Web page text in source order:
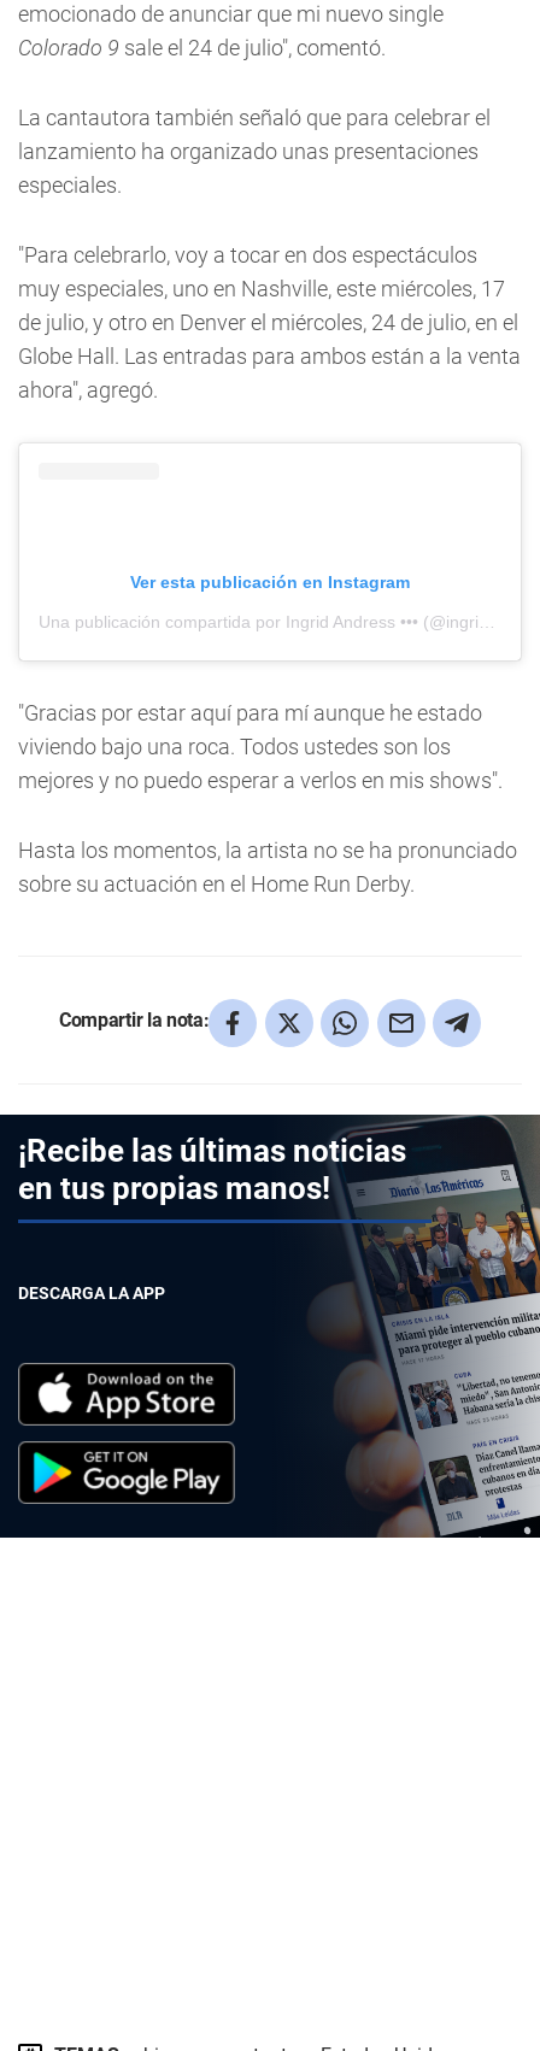
emocionado de anunciar que mi nuevo single
Colorado 9 sale el 24 de julio", comentó.
La cantautora también señaló que para celebrar el
lanzamiento ha organizado unas presentaciones
especiales.
"Para celebrarlo, voy a tocar en dos espectáculos
muy especiales, uno en Nashville, este miércoles, 17
de julio, y otro en Denver el miércoles, 24 de julio, en el
Globe Hall. Las entradas para ambos están a la venta
ahora", agregó.
Ver esta publicación en Instagram
"Gracias por estar aquí para mí aunque he estado
viviendo bajo una roca. Todos ustedes son los
mejores y no puedo esperar a verlos en mis shows".
Hasta los momentos, la artista no se ha pronunciado
sobre su actuación en el Home Run Derby.
Compartir la nota:
¡Recibe las últimas noticias
en tus propias manos!
DESCARGA LA APP